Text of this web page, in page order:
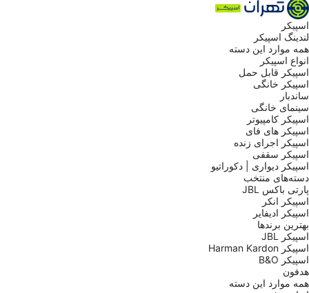
اسپیکر
لندینگ اسپیکر
همه موارد این دسته
انواع اسپیکر
اسپیکر قابل حمل
اسپیکر خانگی
ساندبار
سینمای خانگی
اسپیکر کامپیوتر
اسپیکر های فای
اسپیکر اجرای زنده
اسپیکر سقفی
اسپیکر دیواری | دکوراتیو
دسته‌های منتخب
پارتی باکس JBL
اسپیکر انکر
اسپیکر ادیفایر
بهترین برندها
اسپیکر JBL
اسپیکر Harman Kardon
اسپیکر B&O
هدفون
همه موارد این دسته